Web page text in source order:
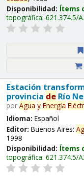
Disponibilidad: Ítems
topográfica: 621.374.5/
Estación
provincia deRío
por Agua y Energía
Idioma: Español
Editor: Buenos Aires:
1998
Disponibilidad: Ítems
topográfica: 621.374.5/